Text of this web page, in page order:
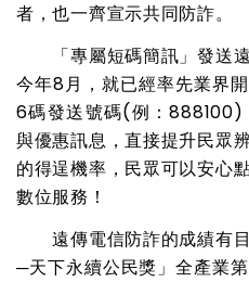
者，也一齊宣示共同防詐。
「專屬短碼簡訊」發送遠
今年8月，就已經率先業界
6碼發送號碼(例：888100)
與優惠訊息，直接提升民眾
的得逞機率，民眾可以安心
數位服務！
遠傳電信防詐的成績有目
─天下永續公民獎」全產業